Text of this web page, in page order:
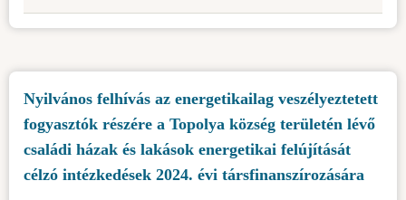
a
2024/2025.
Községi
ösztöndíjra
jogosult
hallgatók
Nyilvános felhívás az energetikailag veszélyeztetett
fogyasztók részére a Topolya község területén lévő
családi házak és lakások energetikai felújítását
célzó intézkedések 2024. évi társfinanszírozására